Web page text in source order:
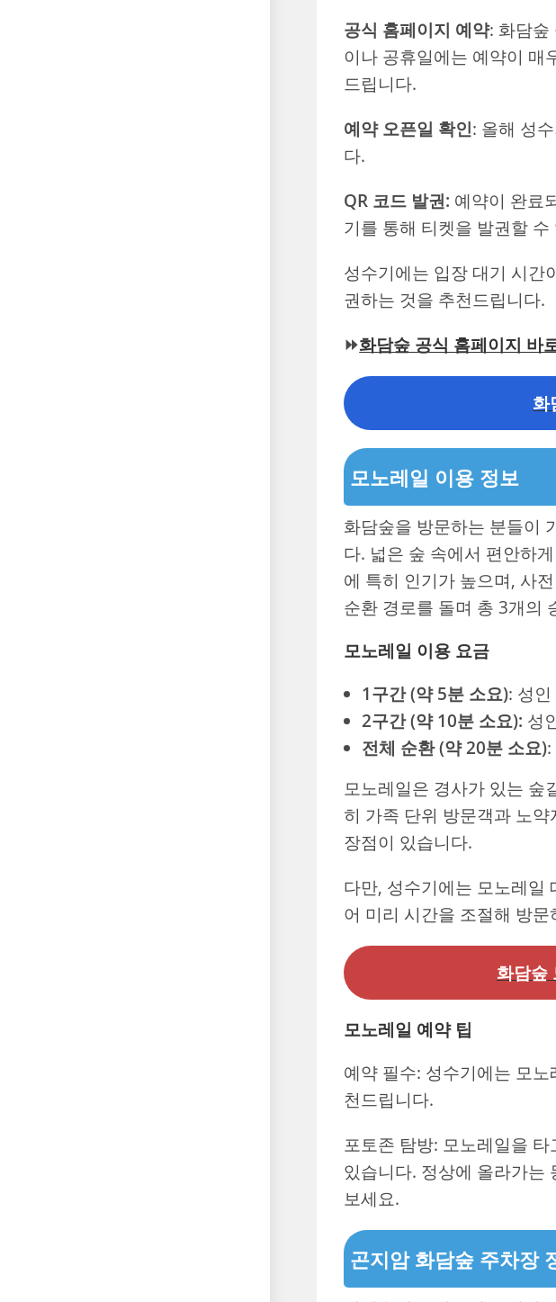
공식 홈페이지 예약: 화담숲
이나 공휴일에는 예약이 매
드립니다.
예약 오픈일 확인: 올해 성
다.
QR 코드 발권: 예약이 완료
기를 통해 티켓을 발권할 수
성수기에는 입장 대기 시간
권하는 것을 추천드립니다.
⏩화담숲 공식 홈페이지 바
화
모노레일 이용 정보
화담숲을 방문하는 분들이
다. 넓은 숲 속에서 편안하
에 특히 인기가 높으며, 사
순환 경로를 돌며 총 3개의
모노레일 이용 요금
1구간 (약 5분 소요): 성
2구간 (약 10분 소요): 성
전체 순환 (약 20분 소요)
모노레일은 경사가 있는 숲
히 가족 단위 방문객과 노
장점이 있습니다.
다만, 성수기에는 모노레일
어 미리 시간을 조절해 방
화담숲
모노레일 예약 팁
예약 필수: 성수기에는 모
천드립니다.
포토존 탐방: 모노레일을
있습니다. 정상에 올라가는
보세요.
곤지암 화담숲 주차장